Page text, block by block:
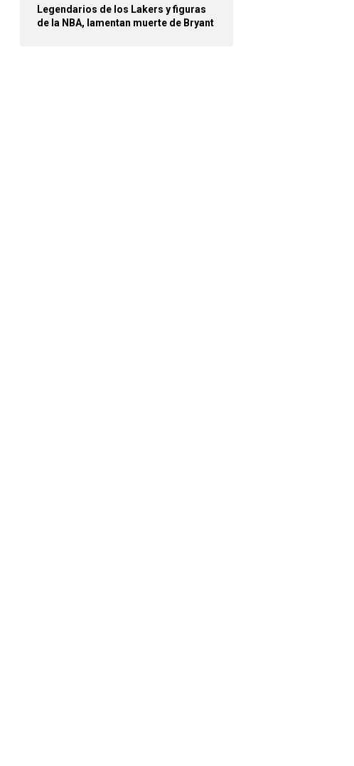
Legendarios de los Lakers y figuras
de la NBA, lamentan muerte de Bryant